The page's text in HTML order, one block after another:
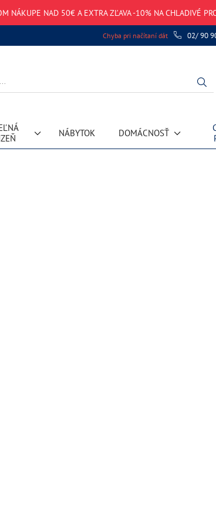
NÁKUPE NAD 50€ A EXTRA ZĽAVA -10% NA CHLADIVÉ
Chyba pri načítaní dát 02/ 90
NÁBYTOK DOMÁCNOSŤ